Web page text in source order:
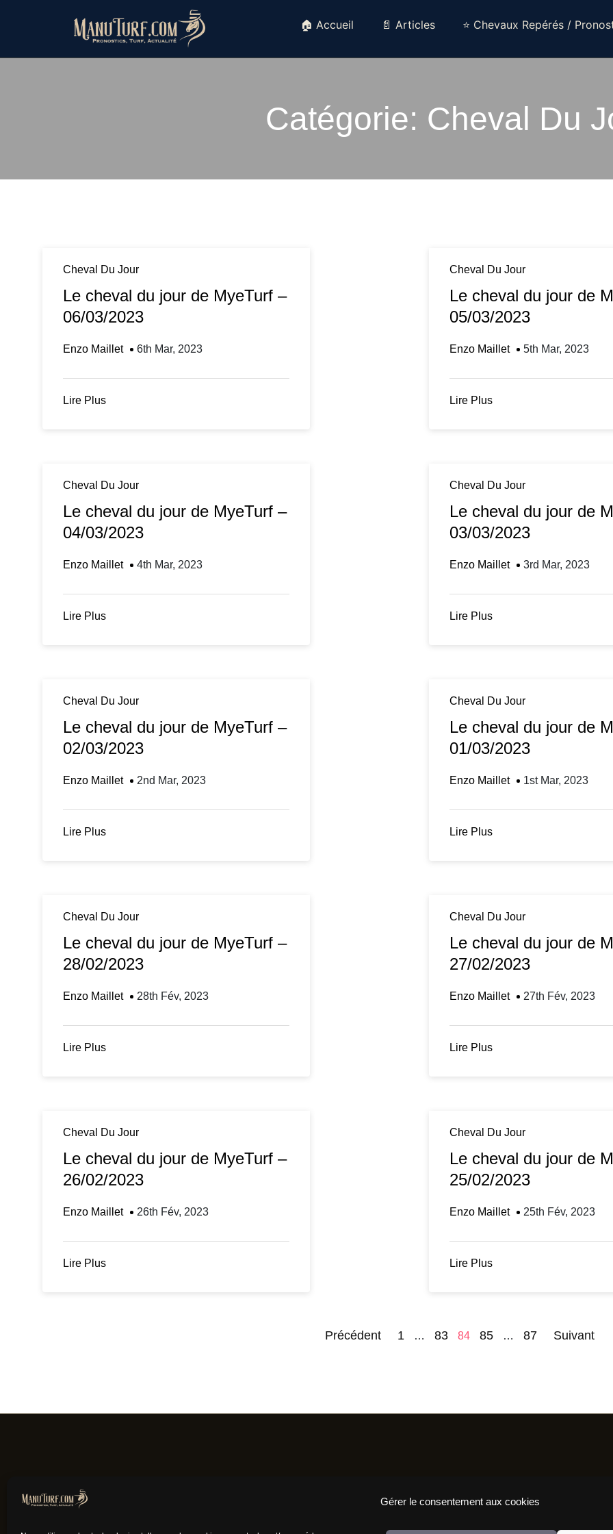
Gérer le consentement aux cookies
🏠 Accueil 📄 Articles ⭐ Chevaux Repérés /
Catégorie: Cheval Du
Cheval Du Jour
Le cheval du jour de MyeTurf –
06/03/2023
Enzo Maillet 6th Mar, 2023
Lire Plus
Cheval Du Jour
Le cheval du jour de
05/03/2023
Enzo Maillet 5th Mar, 2023
Lire Plus
Cheval Du Jour
Le cheval du jour de MyeTurf –
04/03/2023
Enzo Maillet 4th Mar, 2023
Lire Plus
Cheval Du Jour
Le cheval du jour de
03/03/2023
Enzo Maillet 3rd Mar, 2023
Lire Plus
Cheval Du Jour
Le cheval du jour de MyeTurf –
02/03/2023
Enzo Maillet 2nd Mar, 2023
Lire Plus
Cheval Du Jour
Le cheval du jour de
01/03/2023
Enzo Maillet 1st Mar, 2023
Lire Plus
Cheval Du Jour
Le cheval du jour de MyeTurf –
28/02/2023
Enzo Maillet 28th Fév, 2023
Lire Plus
Cheval Du Jour
Le cheval du jour de
27/02/2023
Enzo Maillet 27th Fév, 2023
Lire Plus
Cheval Du Jour
Le cheval du jour de MyeTurf –
26/02/2023
Enzo Maillet 26th Fév, 2023
Lire Plus
Cheval Du Jour
Le cheval du jour de
25/02/2023
Enzo Maillet 25th Fév, 2023
Lire Plus
Pagination
Précédent 1 … 83 84 85 … 87 Suivant
Résaux Sociaux